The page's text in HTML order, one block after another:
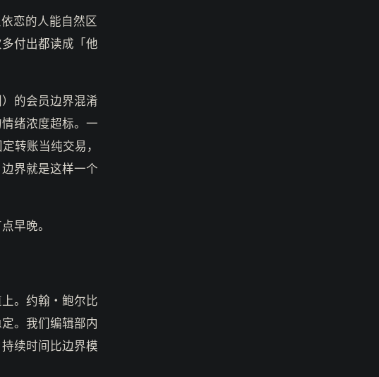
恋的人能自然区
付出都读成「他
的会员边界混淆
绪浓度超标。一
转账当纯交易，
界就是这样一个
早晚。
上。约翰·鲍尔比
。我们编辑部内
续时间比边界模